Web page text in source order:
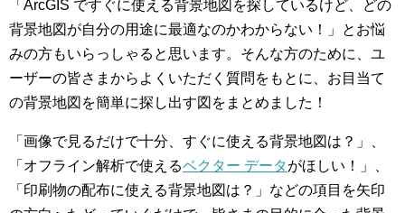
「ArcGIS ですぐに使える背景地図を探しているけど、どの
背景地図が自分の用途に最適なのかわからない！」とお悩
みの方もいらっしゃると思います。そんな方のために、ユ
ーザーの皆さまからよくいただく質問をもとに、お目当て
の背景地図を簡単に探し出す図をまとめました！
「画像で見るだけで十分、すぐに使える背景地図は？」、
「オフライン解析で使えるベクター データがほしい！」、
「印刷物の配布に使える背景地図は？」などの項目を矢印